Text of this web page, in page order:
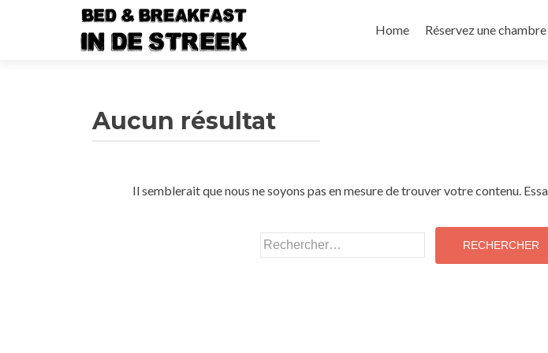
au
Home Réservez une chambre
Aucun résultat
Il semblerait que nous ne soyons pas en mesure de trouver votre contenu.
Rechercher :